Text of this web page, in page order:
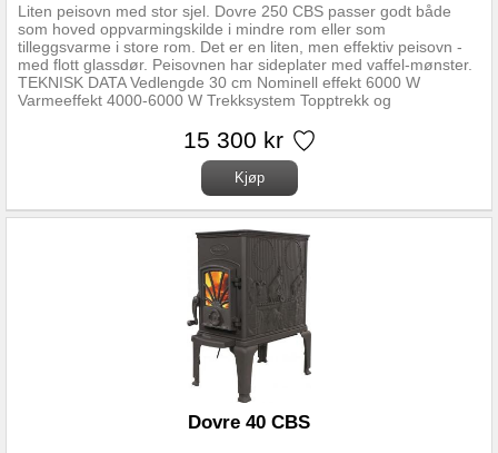
Liten peisovn med stor sjel. Dovre 250 CBS passer godt både
som hoved oppvarmingskilde i mindre rom eller som
tilleggsvarme i store rom. Det er en liten, men effektiv peisovn -
med flott glassdør. Peisovnen har sideplater med vaffel-mønster.
TEKNISK DATA Vedlengde 30 cm Nominell effekt 6000 W
Varmeeffekt 4000-6000 W Trekksystem Topptrekk og
Avstand fra gulv til senter røykrør 520 mm Røykuttak Topp og
bak Gulvplatemål minimum 500x740 mm
15 300 kr
Dovre 40 CBS